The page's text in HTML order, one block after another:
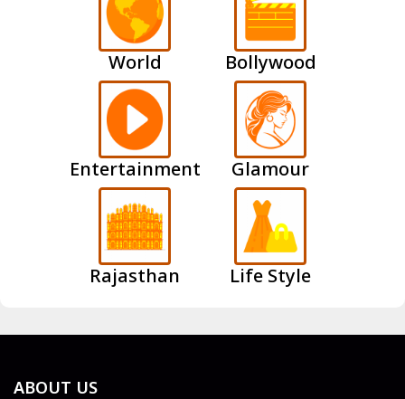
World Bollywood
Entertainment Glamour
Rajasthan Life Style
ABOUT US